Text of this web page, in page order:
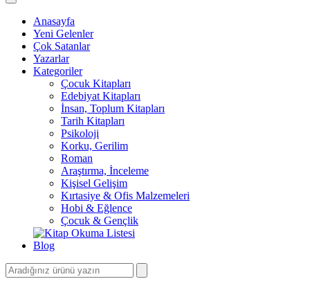
Anasayfa
Yeni Gelenler
Çok Satanlar
Yazarlar
Kategoriler
Çocuk Kitapları
Edebiyat Kitapları
İnsan, Toplum Kitapları
Tarih Kitapları
Psikoloji
Korku, Gerilim
Roman
Araştırma, İnceleme
Kişisel Gelişim
Kırtasiye & Ofis Malzemeleri
Hobi & Eğlence
Çocuk & Gençlik
Blog